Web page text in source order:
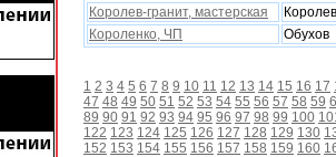
Королев-гранит, мастерская
Королев
Короленко, ЧП
Обухов
1 2 3 4 5 6 7 8 9 10 11 12 13 14 15 16 17
47 48 49 50 51 52 53 54 55 56 57 58 59
89 90 91 92 93 94 95 96 97 98 99 100
122 123 124 125 126 127 128 129 130
152 153 154 155 156 157 158 159 160